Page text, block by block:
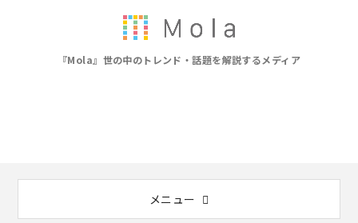
『Mola』世の中のトレンド・話題を解説するメディア
メニュー